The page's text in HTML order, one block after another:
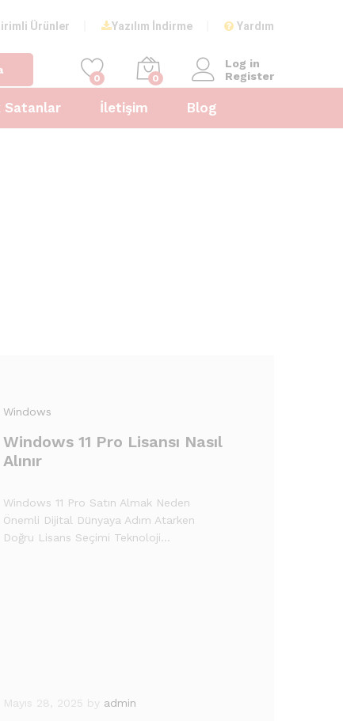
Ürünler Yazılım İndirme Yardım
0 0
Log in
Register
Satanlar İletişim Blog
Windows
Windows 11 Pro Lisansı Nasıl
Alınır
Windows 11 Pro Satın Almak Neden
Önemli Dijital Dünyaya Adım Atarken
Doğru Lisans Seçimi Teknoloji…
Mayıs 28, 2025 by admin